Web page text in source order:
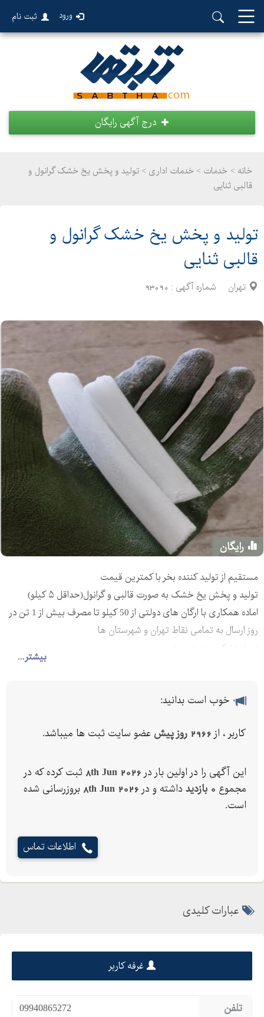
ورود ثبت نام
درج آگهی رایگان
خانه > خدمات > خدمات اداری > تولید و پخش یخ خشک گرانول و
قالبی ثنایی
تولید و پخش یخ خشک گرانول و
قالبی ثنایی
تهران شماره آگهی : 93090
رایگان
بیشتر...
مستقیم از تولید کننده بخر با کمترین قیمت
تولید و پخش یخ خشک به صورت قالبی و گرانول(حداقل ۵ کیلو)
اماده همکاری با ارگان های دولتی از 50 کیلو تا مصرف بیش از 1 تن در
روز ارسال به تمامی نقاط تهران و شهرستان ها
خوب است بدانید:
کاربر ، از 2966 روز پیش عضو سایت ثبت ها میباشد.
این آگهی را در اولین بار در 8th Jun 2026 ثبت کرده که در
مجموع 0 بازدید داشته و در 8th Jun 2026 بروزرسانی شده
است.
اطلاعات تماس
عبارات کلیدی
غرفه کاربر
تلفن 09940865272